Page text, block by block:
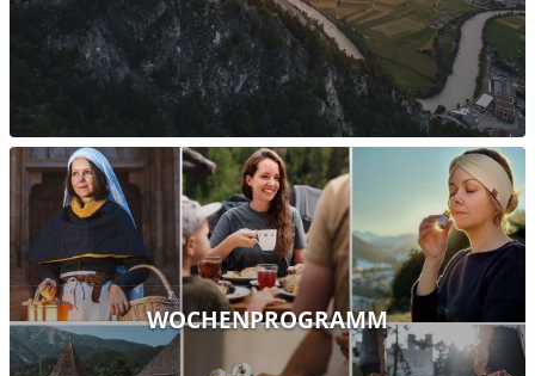
WOCHENPROGRAMM